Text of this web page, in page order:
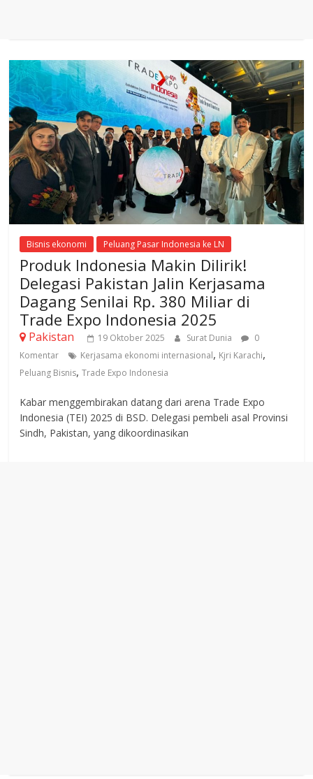
Bisnis ekonomi Peluang Pasar Indonesia ke LN
Produk Indonesia Makin Dilirik!
Delegasi Pakistan Jalin Kerjasama
Dagang Senilai Rp. 380 Miliar di
Trade Expo Indonesia 2025
Pakistan 19 Oktober 2025 Surat Dunia
0
Komentar
Kerjasama ekonomi internasional, Kjri Karachi,
Peluang Bisnis,Trade Expo Indonesia
Kabar menggembirakan datang dari arena Trade Expo
Indonesia (TEI) 2025 di BSD. Delegasi pembeli asal Provinsi
Sindh, Pakistan, yang dikoordinasikan